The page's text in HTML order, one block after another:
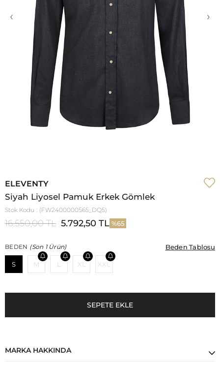
‹ ›
ELEVENTY
Siyah Liyosel Pamuk Erkek Gömlek
Stok Kodu (FW2400000565_DQ5)
16.550,00 TL 5.792,50 TL 65
BEDEN (Son 1 Ürün) Beden Tablosu
Beden Tablosu
S M XL XXL
MARKA HAKKINDA